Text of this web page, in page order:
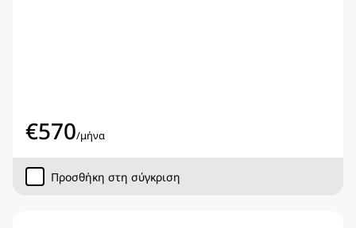
€570/μήνα
Προσθήκη στη σύγκριση